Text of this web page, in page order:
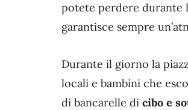
potete perdere durante
garantisce sempre
Durante il giorno la
locali e bambini che
di bancarelle di cibo e